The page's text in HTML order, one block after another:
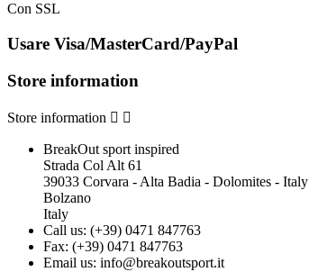
Con SSL
Usare Visa/MasterCard/PayPal
Store information
Store information  
BreakOut sport inspired
Strada Col Alt 61
39033 Corvara - Alta Badia - Dolomites - Italy
Bolzano
Italy
Call us: (+39) 0471 847763
Fax: (+39) 0471 847763
Email us: info@breakoutsport.it